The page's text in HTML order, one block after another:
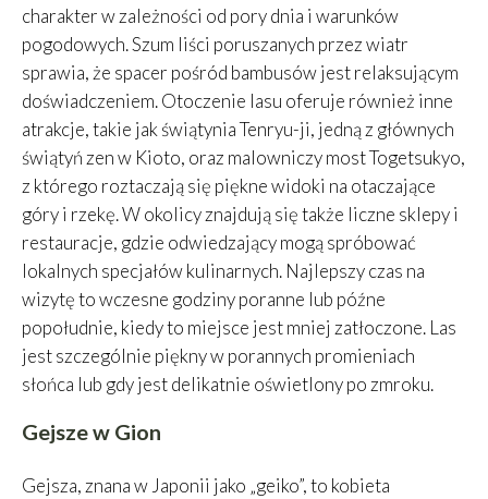
charakter w zależności od pory dnia i warunków
pogodowych. Szum liści poruszanych przez wiatr
sprawia, że spacer pośród bambusów jest relaksującym
doświadczeniem. Otoczenie lasu oferuje również inne
atrakcje, takie jak świątynia Tenryu-ji, jedną z głównych
świątyń zen w Kioto, oraz malowniczy most Togetsukyo,
z którego roztaczają się piękne widoki na otaczające
góry i rzekę. W okolicy znajdują się także liczne sklepy i
restauracje, gdzie odwiedzający mogą spróbować
lokalnych specjałów kulinarnych. Najlepszy czas na
wizytę to wczesne godziny poranne lub późne
popołudnie, kiedy to miejsce jest mniej zatłoczone. Las
jest szczególnie piękny w porannych promieniach
słońca lub gdy jest delikatnie oświetlony po zmroku.
Gejsze w Gion
Gejsza, znana w Japonii jako „geiko”, to kobieta